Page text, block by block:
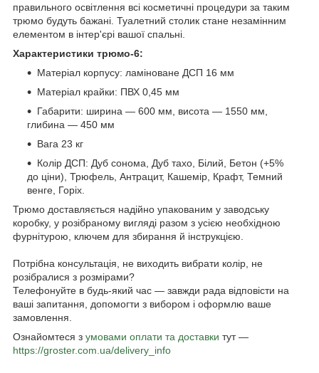
правильного освітлення всі косметичні процедури за таким
трюмо будуть бажані. Туалетний столик стане незамінним
елементом в інтер'єрі вашої спальні.
Характеристики трюмо-6:
Матеріал корпусу: ламіноване ДСП 16 мм
Матеріал крайки: ПВХ 0,45 мм
Габарити: ширина — 600 мм, висота — 1550 мм,
глибина — 450 мм
Вага 23 кг
Колір ДСП: Дуб сонома, Дуб тахо, Білий, Бетон (+5%
до ціни), Трюфель, Антрацит, Кашемір, Крафт, Темний
венге, Горіх.
Трюмо доставляється надійно упакованим у заводську
коробку, у розібраному вигляді разом з усією необхідною
фурнітурою, ключем для збирання й інструкцією.
Потрібна консультація, не виходить вибрати колір, не
розібралися з розмірами?
Телефонуйте в будь-який час — завжди рада відповісти на
ваші запитання, допомогти з вибором і оформлю ваше
замовлення.
Ознайомтеся з умовами оплати та доставки тут —
https://groster.com.ua/delivery_info